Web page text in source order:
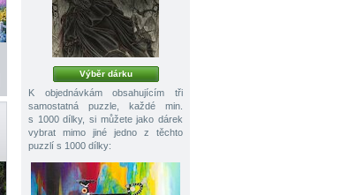
Výběr dárku
K objednávkám obsahujícím tři
samostatná puzzle, každé min.
s 1000 dílky, si můžete jako dárek
vybrat mimo jiné jedno z těchto
puzzlí s 1000 dílky: